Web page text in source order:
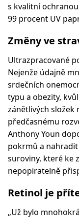
s kvalitní
99 procent UV
Změny ve
Ultrazpracované
Nejenže údajně
srdečních
typu a obezity,
zánětlivých složek
předčasnému
Anthony Youn
pokrmů a
suroviny, které ke
nepopiratelně
Retinol je
„Už bylo